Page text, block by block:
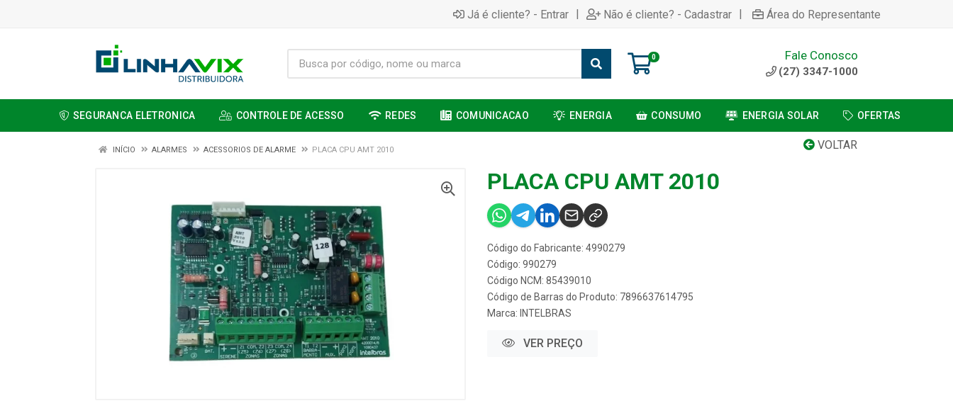
Já é cliente? - Entrar | Não é cliente? - Cadastrar | Área do Representante
0 Fale Conosco
(27) 3347-1000
SEGURANCA ELETRONICA CONTROLE DE ACESSO REDES COMUNICACAO ENERGIA CONSUMO ENERGIA SOLAR OFERTAS
VOLTAR
INÍCIO ALARMES ACESSORIOS DE ALARME PLACA CPU AMT 2010
PLACA CPU AMT 2010
Código do Fabricante: 4990279
Código: 990279
Código NCM: 85439010
Código de Barras do Produto: 7896637614795
Marca: INTELBRAS
VER PREÇO